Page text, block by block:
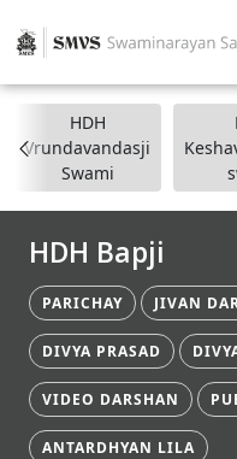
HDH
Vrundavandasji
Swami
HDH Bapji
PARICHAY JIVAN
DIVYA PRASAD
VIDEO DARSHAN
ANTARDHYAN LILA